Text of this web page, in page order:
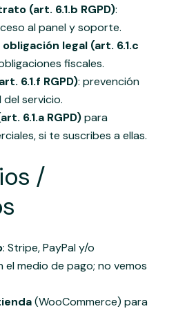
(art. 6.1.b RGPD):
al panel y soporte.
legal (art. 6.1.c
fiscales.
6.1.f RGPD): prevención
servicio.
6.1.a RGPD)para
si te suscribes a ellas.
/
: Stripe, PayPal y/o
el medio de pago; no vemos
(WooCommerce) para